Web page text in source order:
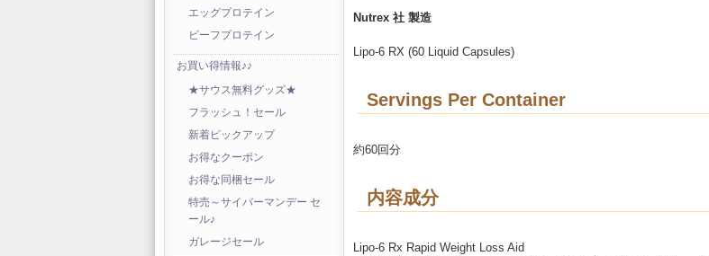
エッグプロテイン
ビーフプロテイン
お買い得情報♪♪
★サウス無料グッズ★
フラッシュ！セール
新着ピックアップ
お得なクーポン
お得な同梱セール
特売～サイバーマンデー セ
ール♪
ガレージセール
Nutrex 社 製造
Lipo-6 RX (60 Liquid Capsules)
Servings Per Container
約60回分
内容成分
Lipo-6 Rx Rapid Weight Loss Aid